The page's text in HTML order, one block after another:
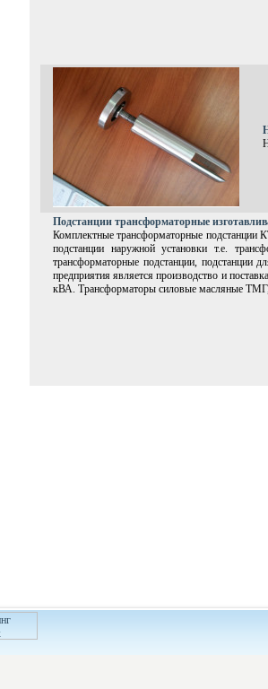
Подстанции трансформаторные
Комплектные трансформаторные
подстанции наружной установки т.е.
трансформаторные подстанции, подстанции
предприятия является производство и
кВА. Трансформаторы силовые масляные